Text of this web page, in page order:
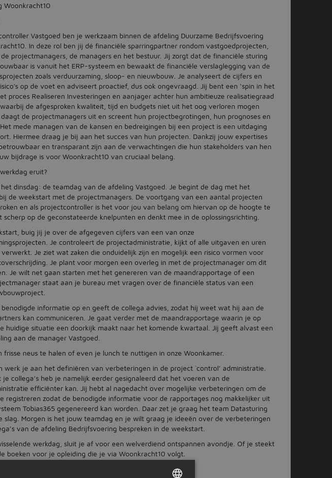
Woonkracht10
Vastgoed ben je werkzaam binnen de afdeling Duurzame Bedrijfsvoering
In deze rol ben jij dé financiële sparringpartner rondom vastgoedprojecten,
projectmanagers, de managers en het bestuur. Jij zorgt dat de financiële sturing
is vanuit het ERP-systeem en bewaakt de financiële verslaglegging van de
zoals verduurzaming, sloop- en nieuwbouw. Je analyseert de cijfers en
op de voet en adviseert proactief, dus ook ongevraagd. Jij bent een ‘spin in het
proces Realiseren Investeringen en aanjager achter hun ambitieuze realisatiegraad
de afgesproken kwaliteit, tijd en budgets niet uit het oog verloren mogen
de projectmanagers uit en screent hun projectbegrotingen, hun prognoses en
mede managen van de kansen en bedreigingen bij een project is een uitdaging
Hiermee draag je bij aan het succes van hun projecten. Dankzij jouw expertises
en transparant zijn aan de verwachtingen die hun stakeholders van hen
bijdrage is voor Woonkracht10 van cruciaal belang.
eruit?
het dinsdag: de teamdag van de afdeling Vastgoed. Je begint de dag met het
de weekstart met de projectmanagers. De voortgang van een aantal projecten
en als projectcontroller is het voor jou van belang om hiervan op de hoogte te
scherp op de geconstateerde knelpunten en denkt mee in de oplossingsrichting.
buig jij je over de afgegeven cijfers van een van onze
Je controleert de projectadministratie, kijkt of alle uitgaven en uren
Je ziet wat zaken die onduidelijk zijn en mogelijk een risico vormen voor
Je plant voor morgen een overleg in met de projectmanager om dit
Je wilt net gaan starten met het genereren van de maandrapportage of een
staat aan je bureau met vragen over de financiële status van een
benodigde informatie op en geeft de collega advies, zodat hij weet wat hij aan de
kan communiceren. Je gaat verder met de maandrapportage waarin je op
huidige situatie een doorkijk maakt naar het komende kwartaal. Jij geeft alvast een
aan de manager Vastgoed.
frisse neus te halen of even je lunch te nuttigen in onze Woonkamer.
werk je aan het definiëren van verbeteringen in de project `control’ administratie.
je collega’s heb je namelijk eerder gesignaleerd dat het voeren van de
efficiënter kan. Jij hebt al nagedacht over mogelijke verbeteringen om de
registreren zodat de benodigde informatie voor de rapportages nog makkelijker uit
Tobias365 gegenereerd kan worden. Daar zet je graag het team Datasturing
slag. Morgen is het jouw teamdag en je wilt graag je ideeën over de verbeteringen
van de afdeling Bedrijfsvoering bespreken in de weekstart.
werkdag, sluit je af voor een welverdiend ontspannen avondje. Of je steekt
boeken voor je opleiding die je via Woonkracht10 volgt.